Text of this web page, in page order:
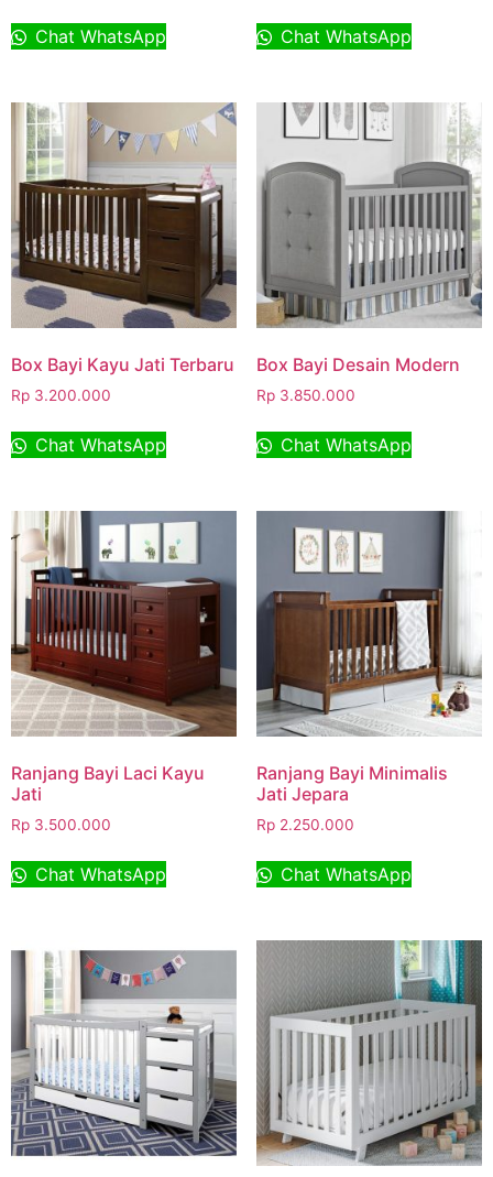
Chat WhatsApp Chat WhatsApp
Box Bayi Kayu Jati Terbaru
Rp 3.200.000
Chat WhatsApp
Box Bayi Desain Modern
Rp3.850.000
Chat WhatsApp
Ranjang Bayi Laci Kayu
Jati
Rp 3.500.000
Chat WhatsApp
Ranjang Bayi Minimalis
Jati Jepara
Rp2.250.000
Chat WhatsApp